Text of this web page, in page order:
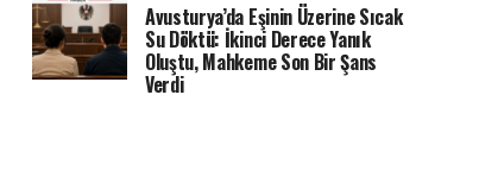
Avusturya’da Eşinin Üzerine Sıcak
Su Döktü: İkinci Derece Yanık
Oluştu, Mahkeme Son Bir Şans
Verdi